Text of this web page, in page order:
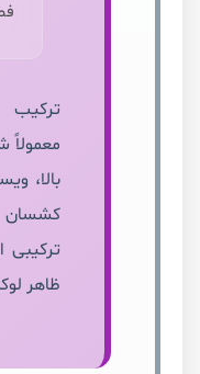
ترکیب
معمولاً
بالا،
ترکیبی
ظاهر